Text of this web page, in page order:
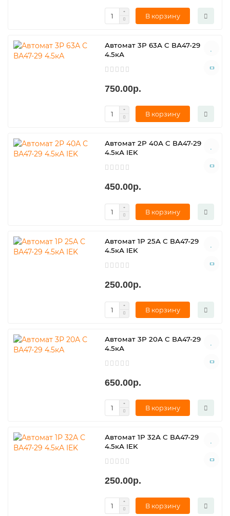
В корзину
Автомат 3Р 63А С ВА47-29
4.5кА
750.00р.
В корзину
Автомат 2Р 40А С ВА47-29
4.5кА IEK
450.00р.
В корзину
Автомат 1Р 25А С ВА47-29
4.5кА IEK
250.00р.
В корзину
Автомат 3Р 20А С ВА47-29
4.5кА
650.00р.
В корзину
Автомат 1Р 32А С ВА47-29
4.5кА IEK
250.00р.
В корзину